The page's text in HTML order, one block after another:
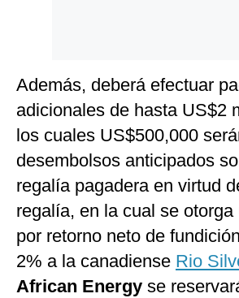
Además, deberá efectuar
adicionales de hasta US$2
los cuales US$500,000
desembolsos anticipados
regalía pagadera en virtud
regalía, en la cual se otorga
por retorno neto de
2% a la canadiense Rio
African Energy se